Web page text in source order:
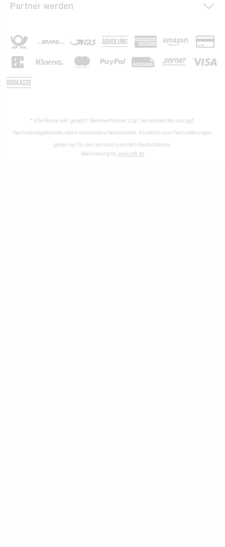
Partner werden
* Alle Preise inkl. gesetzl. Mehrwertsteuer zzgl. Versandkosten und ggf.
Nachnahmegebühren, wenn nicht anders beschrieben. Pünktlich zum Fest Lieferungen
gelten nur für den Versand innerhalb Deutschlands.
Realisierung by sewisoft.de